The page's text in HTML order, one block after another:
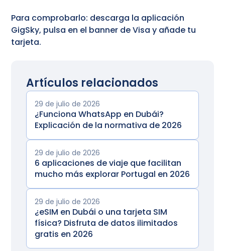
Para comprobarlo: descarga la aplicación
GigSky, pulsa en el banner de Visa y añade tu
tarjeta.
Artículos relacionados
29 de julio de 2026
¿Funciona WhatsApp en Dubái?
Explicación de la normativa de 2026
29 de julio de 2026
6 aplicaciones de viaje que facilitan
mucho más explorar Portugal en 2026
29 de julio de 2026
¿eSIM en Dubái o una tarjeta SIM
física? Disfruta de datos ilimitados
gratis en 2026